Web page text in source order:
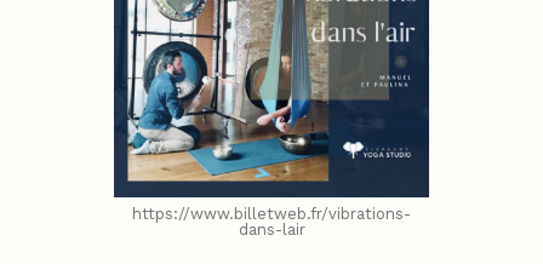
https://www.billetweb.fr/vibrations-
dans-lair